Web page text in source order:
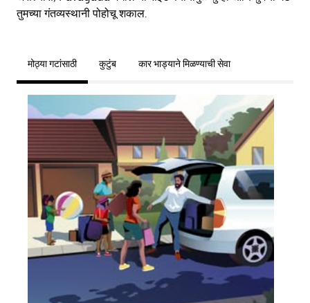
तुमच्या गंतव्यस्थानी पोहोचू शकाल.
मोठ्या गटांसाठी कुटुंब कार भाड्याने मिळण्याची सेवा